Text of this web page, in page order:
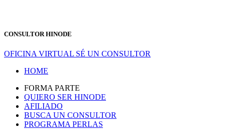
CONSULTOR HINODE
OFICINA VIRTUAL SÉ UN CONSULTOR
HOME
FORMA PARTE
QUIERO SER HINODE
AFILIADO
BUSCA UN CONSULTOR
PROGRAMA PERLAS